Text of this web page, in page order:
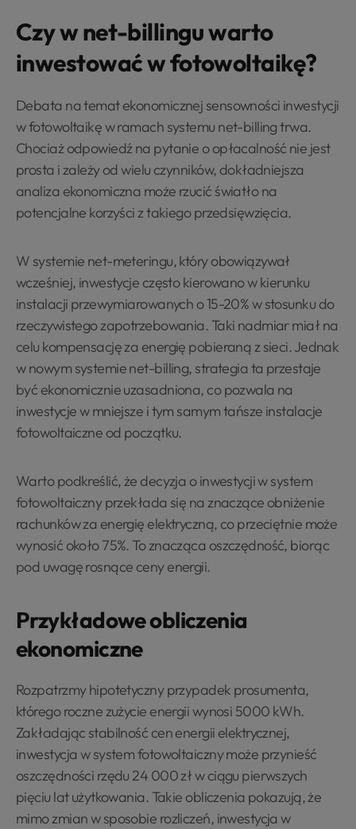
Czy w net-billingu warto
inwestować w fotowoltaikę?
Debata na temat ekonomicznej sensowności inwestycji
w fotowoltaikę w ramach systemu net-billing trwa.
Chociaż odpowiedź na pytanie o opłacalność nie jest
prosta i zależy od wielu czynników, dokładniejsza
analiza ekonomiczna może rzucić światło na
potencjalne korzyści z takiego przedsięwzięcia.
W systemie net-meteringu, który obowiązywał
wcześniej, inwestycje często kierowano w kierunku
instalacji przewymiarowanych o 15-20% w stosunku do
rzeczywistego zapotrzebowania. Taki nadmiar miał na
celu kompensację za energię pobieraną z sieci. Jednak
w nowym systemie net-billing, strategia ta przestaje
być ekonomicznie uzasadniona, co pozwala na
inwestycje w mniejsze i tym samym tańsze instalacje
fotowoltaiczne od początku.
Warto podkreślić, że decyzja o inwestycji w system
fotowoltaiczny przekłada się na znaczące obniżenie
rachunków za energię elektryczną, co przeciętnie może
wynosić około 75%. To znacząca oszczędność, biorąc
pod uwagę rosnące ceny energii.
Przykładowe obliczenia
ekonomiczne
Rozpatrzmy hipotetyczny przypadek prosumenta,
którego roczne zużycie energii wynosi 5000 kWh.
Zakładając stabilność cen energii elektrycznej,
inwestycja w system fotowoltaiczny może przynieść
oszczędności rzędu 24 000 zł w ciągu pierwszych
pięciu lat użytkowania. Takie obliczenia pokazują, że
mimo zmian w sposobie rozliczeń, inwestycja w